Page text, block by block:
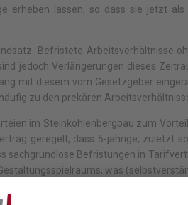
erheben lassen, so dass sie jetzt
Befristete Arbeitsverhältnisse
jedoch Verlängerungen dieses
mit diesem vom Gesetzgeber
zu den prekären
im Steinkohlenbergbau zum
geregelt, dass 5-jährige, zuletzt
sachgrundlose Befristungen in
was
für unwirksam erklärt worden, so